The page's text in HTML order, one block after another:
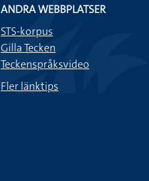
ANDRA WEBBPLATSER
STS-korpus
Gilla Tecken
Teckenspråksvideo
Fler länktips